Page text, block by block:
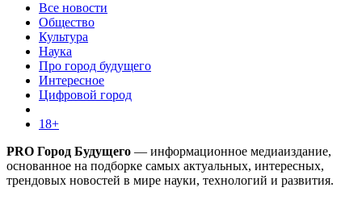
Все новости
Общество
Культура
Наука
Про город будущего
Интересное
Цифровой город
18+
PRO Город Будущего — информационное медиаиздание,
основанное на подборке самых актуальных, интересных,
трендовых новостей в мире науки, технологий и развития.